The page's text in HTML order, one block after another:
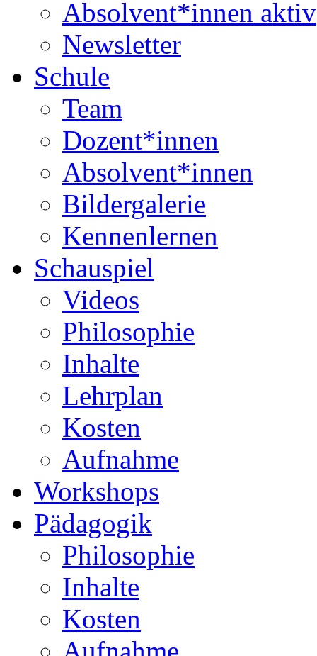
Absolvent*innen aktiv
Newsletter
Schule
Team
Dozent*innen
Absolvent*innen
Bildergalerie
Kennenlernen
Schauspiel
Videos
Philosophie
Inhalte
Lehrplan
Kosten
Aufnahme
Workshops
Pädagogik
Philosophie
Inhalte
Kosten